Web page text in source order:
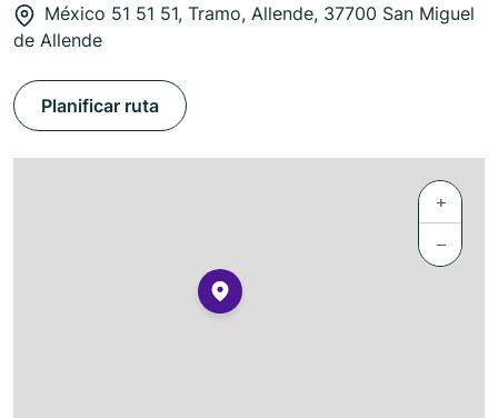
México 51 51 51, Tramo, Allende, 37700 San Miguel
de Allende
Planificar ruta
+
−